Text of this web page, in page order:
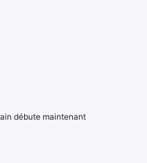
débute maintenant